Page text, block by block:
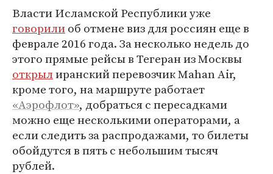
Власти Исламской Республики уже
говорилиоб отмене виз для россиян еще в
феврале 2016 года. За несколько недель до
этого прямые рейсы в Тегеран из Москвы
открылиранский перевозчик Mahan Air,
кроме того, на маршруте работает
«Аэрофлот», добраться с пересадками
можно еще несколькими операторами, а
если следить за распродажами, то билеты
обойдутся в пять с небольшим тысяч
рублей.